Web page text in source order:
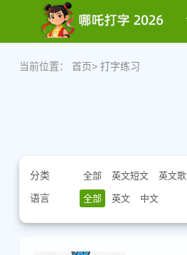
当前位置： 首页> 打字练习
分类 全部 英文短文 英文
语言 全部 英文 中文